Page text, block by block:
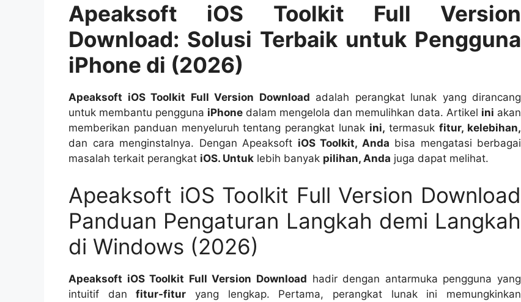
Apeaksoft iOS Toolkit Full Version
Download: Solusi Terbaik untuk Pengguna
iPhone di (2026)
Apeaksoft iOS Toolkit Full Version Download adalah perangkat lunak yang dirancang
untuk membantu pengguna iPhone dalam mengelola dan memulihkan data. Artikel ini akan
memberikan panduan menyeluruh tentang perangkat lunak ini, termasukfitur, kelebihan,
dan cara menginstalnya. Dengan Apeaksoft iOS Toolkit, Anda bisa mengatasi berbagai
masalah terkait perangkat iOS. Untuk lebih banyak pilihan, Anda juga dapat melihat.
Apeaksoft iOS Toolkit Full Version Download
Panduan Pengaturan Langkah demi Langkah
di Windows (2026)
Apeaksoft iOS Toolkit Full Version Download hadir dengan antarmuka pengguna yang
intuitif danfitur-fitur yang lengkap. Pertama, perangkat lunak ini memungkinkan